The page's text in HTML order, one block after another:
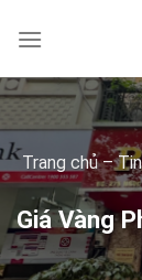
Trang chủ–
Giá Vàng